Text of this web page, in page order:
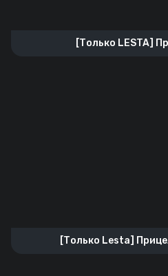
[Только LESTA]
[Только Lesta]